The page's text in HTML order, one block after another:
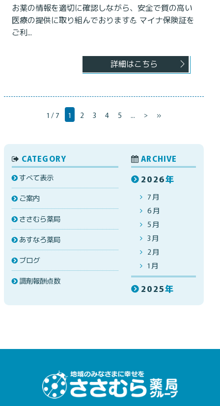
お薬の情報を適切に確認しながら、安全で質の高い
医療の提供に取り組んでおります💪 マイナ保険証を
ご利...
詳細はこちら
1 / 7 1 2 3 4 5 ... > »
CATEGORY
すべて表示
ご案内
ささむら薬局
あすなろ薬局
ブログ
調剤報酬点数
ARCHIVE
2026年
7月
6月
5月
3月
2月
1月
2025年